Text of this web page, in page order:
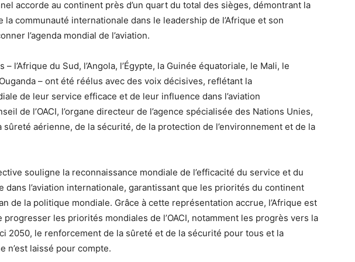
accorde au continent près d’un quart du total des sièges, démontrant la
la communauté internationale dans le leadership de l’Afrique et son
l’agenda mondial de l’aviation.
– l’Afrique du Sud, l’Angola, l’Égypte, la Guinée équatoriale, le Mali, le
– ont été réélus avec des voix décisives, reflétant la
de leur service efficace et de leur influence dans l’aviation
de l’OACI, l’organe directeur de l’agence spécialisée des Nations Unies,
sûreté aérienne, de la sécurité, de la protection de l’environnement et de la
souligne la reconnaissance mondiale de l’efficacité du service et du
dans l’aviation internationale, garantissant que les priorités du continent
de la politique mondiale. Grâce à cette représentation accrue, l’Afrique est
progresser les priorités mondiales de l’OACI, notamment les progrès vers la
2050, le renforcement de la sûreté et de la sécurité pour tous et la
n’est laissé pour compte.